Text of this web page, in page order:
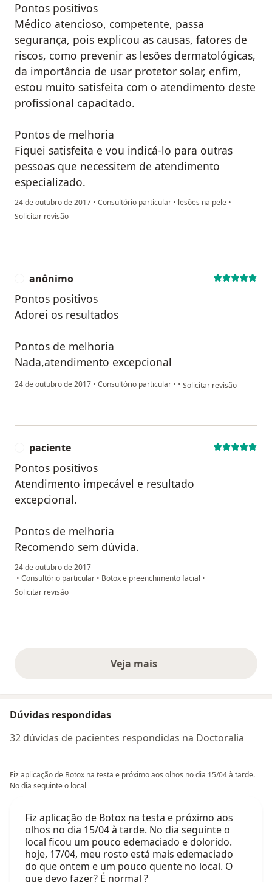
Pontos positivos
Médico atencioso, competente, passa
segurança, pois explicou as causas, fatores de
riscos, como prevenir as lesões dermatológicas,
da importância de usar protetor solar, enfim,
estou muito satisfeita com o atendimento deste
profissional capacitado.
Pontos de melhoria
Fiquei satisfeita e vou indicá-lo para outras
pessoas que necessitem de atendimento
especializado.
24 de outubro de 2017 • Consultório particular • lesões na pele •
na opinião do utilizador usuário
Solicitar revisão
anônimo
Pontos positivos
Adorei os resultados
Pontos de melhoria
Nada,atendimento excepcional
24 de outubro de 2017 • Consultório particular • • na opinião do utilizador
Solicitar revisão
paciente
Pontos positivos
Atendimento impecável e resultado
excepcional.
Pontos de melhoria
Recomendo sem dúvida.
24 de outubro de 2017
• Consultório particular • Botox e preenchimento facial •
na opinião do utilizador paciente
Solicitar revisão
Veja maisopiniões acima
Dúvidas respondidas
32 dúvidas de pacientes respondidas na Doctoralia
Fiz aplicação de Botox na testa e próximo aos olhos no dia 15/04 à tarde.
No dia seguinte o local
Fiz aplicação de Botox na testa e próximo aos
olhos no dia 15/04 à tarde. No dia seguinte o
local ficou um pouco edemaciado e dolorido.
hoje, 17/04, meu rosto está mais edemaciado
do que ontem e um pouco quente no local. O
que devo fazer? É normal ?